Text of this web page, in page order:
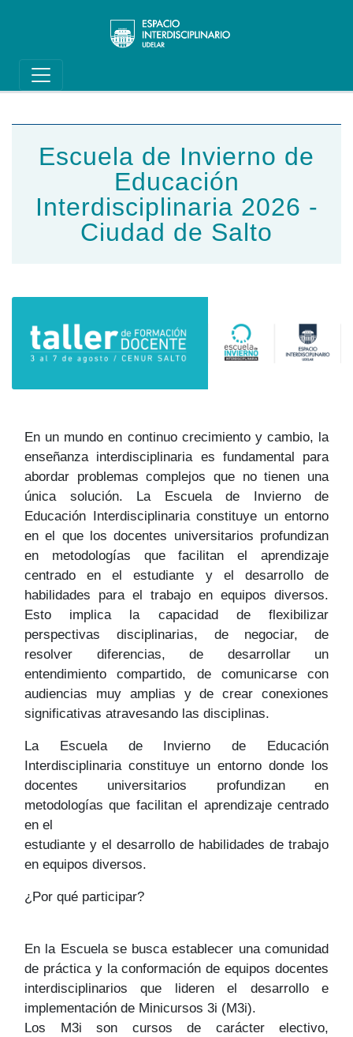
Main navigation
Escuela de Invierno de
Educación
Interdisciplinaria 2026 -
Ciudad de Salto
En un mundo en continuo crecimiento y cambio, la
enseñanza interdisciplinaria es fundamental para
abordar problemas complejos que no tienen una
única solución. La Escuela de Invierno de
Educación Interdisciplinaria constituye un entorno
en el que los docentes universitarios profundizan
en metodologías que facilitan el aprendizaje
centrado en el estudiante y el desarrollo de
habilidades para el trabajo en equipos diversos.
Esto implica la capacidad de flexibilizar
perspectivas disciplinarias, de negociar, de
resolver diferencias, de desarrollar un
entendimiento compartido, de comunicarse con
audiencias muy amplias y de crear conexiones
significativas atravesando las disciplinas.
La Escuela de Invierno de Educación
Interdisciplinaria constituye un entorno donde los
docentes universitarios profundizan en
metodologías que facilitan el aprendizaje centrado
en el
estudiante y el desarrollo de habilidades de trabajo
en equipos diversos.
¿Por qué participar?
En la Escuela se busca establecer una comunidad
de práctica y la conformación de equipos docentes
interdisciplinarios que lideren el desarrollo e
implementación de Minicursos 3i (M3i).
Los M3i son cursos de carácter electivo,